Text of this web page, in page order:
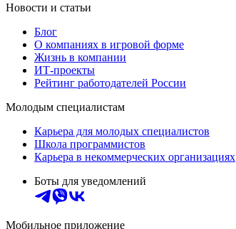
Новости и статьи
Блог
О компаниях в игровой форме
Жизнь в компании
ИТ-проекты
Рейтинг работодателей России
Молодым специалистам
Карьера для молодых специалистов
Школа программистов
Карьера в некоммерческих организациях
Боты для уведомлений
Мобильное приложение